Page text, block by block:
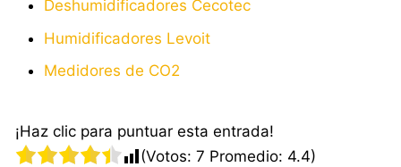
Deshumidificadores Cecotec
Humidificadores Levoit
Medidores de CO2
¡Haz clic para puntuar esta entrada!
(Votos: 7 Promedio: 4.4)